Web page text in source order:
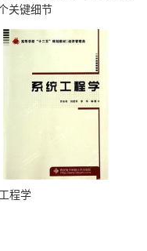
关键细节
程学